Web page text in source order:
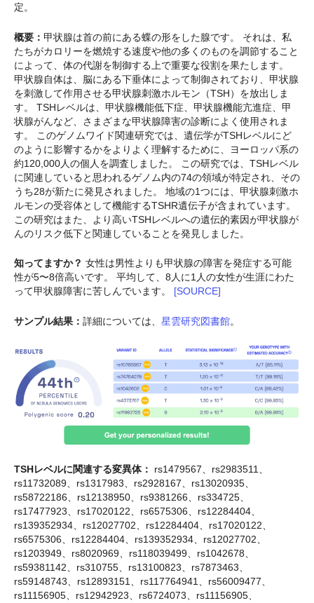
定。
概要： 甲状腺は首の前にある蝶の形をした腺です。 それは、私
たちがカロリーを燃焼する速度や他の多くのものを調節すること
によって、体の代謝を制御する上で重要な役割を果たします。
甲状腺自体は、脳にある下垂体によって制御されており、甲状腺
を刺激して作用させる甲状腺刺激ホルモン（TSH）を放出しま
す。 TSHレベルは、甲状腺機能低下症、甲状腺機能亢進症、甲
状腺がんなど、さまざまな甲状腺障害の診断によく使用されま
す。 このゲノムワイド関連研究では、遺伝学がTSHレベルにど
のように影響するかをよりよく理解するために、ヨーロッパ系の
約120,000人の個人を調査しました。 この研究では、TSHレベル
に関連していると思われるゲノム内の74の領域が特定され、その
うち28が新たに発見されました。 地域の1つには、甲状腺刺激ホ
ルモンの受容体として機能するTSHR遺伝子が含まれています。
この研究はまた、より高いTSHレベルへの遺伝的素因が甲状腺が
んのリスク低下と関連していることを発見しました。
知ってますか？ 女性は男性よりも甲状腺の障害を発症する可能
性が5〜8倍高いです。 平均して、8人に1人の女性が生涯にわた
って甲状腺障害に苦しんでいます。 [SOURCE]
サンプル結果： 詳細については、 星雲研究図書館。
TSHレベルに関連する変異体：
rs1479567、rs2983511、
rs11732089、rs1317983、rs2928167、rs13020935、
rs58722186、rs12138950、rs9381266、rs334725、
rs17477923、rs17020122、rs6575306、rs12284404、
rs139352934、rs12027702、rs12284404、rs17020122、
rs6575306、rs12284404、rs139352934、rs12027702、
rs1203949、rs8020969、rs118039499、rs1042678、
rs59381142、rs310755、rs13100823、rs7873463、
rs59148743、rs12893151、rs117764941、rs56009477、
rs11156905、rs12942923、rs6724073、rs11156905、